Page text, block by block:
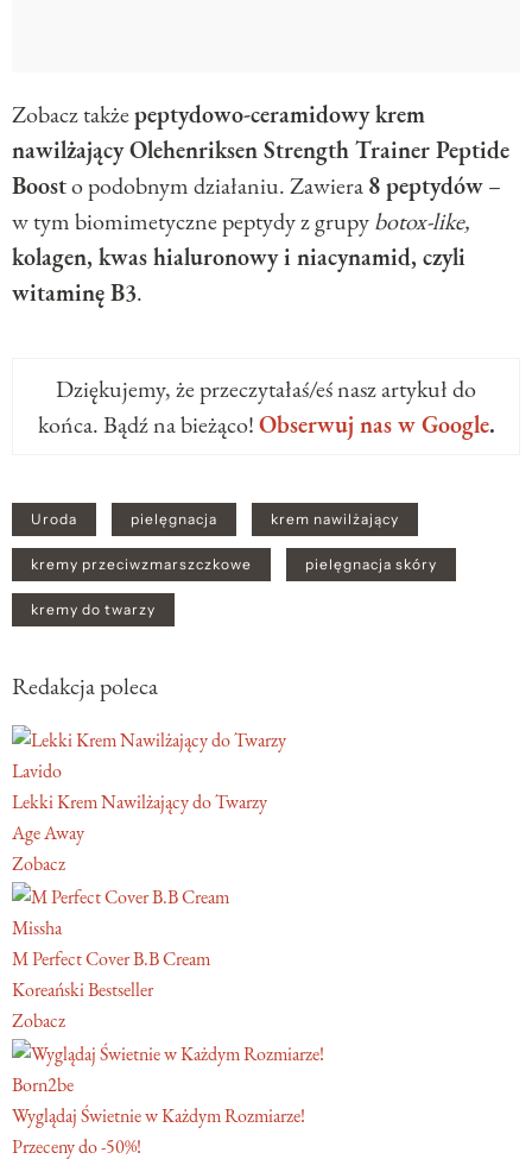
Zobacz takżepeptydowo-ceramidowy krem
nawilżający Olehenriksen Strength Trainer Peptide
Boosto podobnym działaniu. Zawiera8 peptydów–
w tym biomimetyczne peptydy z grupybotox-like,
kolagen, kwas hialuronowy i niacynamid, czyli
witaminę B3.
Dziękujemy, że przeczytałaś/eś nasz artykuł do
końca. Bądź na bieżąco!Obserwuj nas w Google.
Uroda pielęgnacja krem nawilżający
kremy przeciwzmarszczkowe pielęgnacja skóry
kremy do twarzy
Redakcja poleca
Lavido
Lekki Krem Nawilżający do Twarzy
Age Away
Zobacz
Missha
M Perfect Cover B.B Cream
Koreański Bestseller
Zobacz
Born2be
Wyglądaj Świetnie w Każdym Rozmiarze!
Przeceny do -50%!